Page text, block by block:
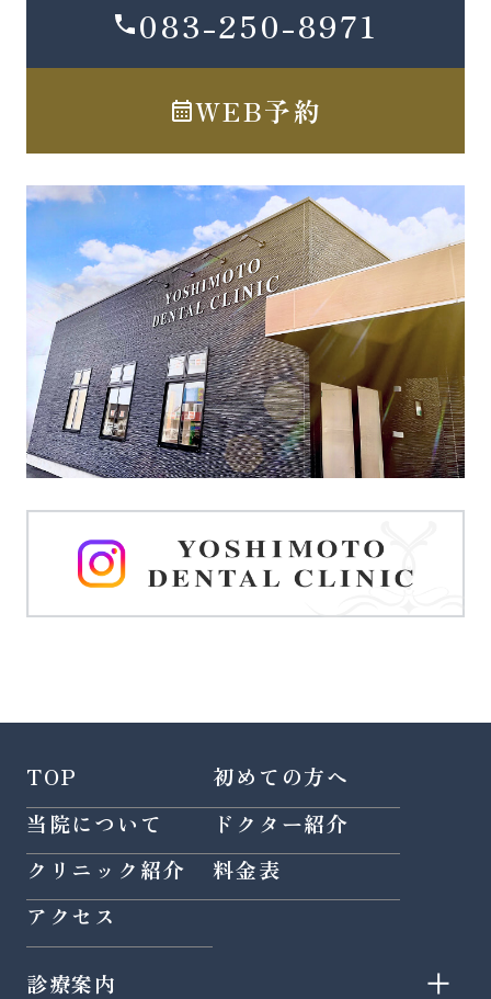
083-250-8971
WEB予約
TOP
初めての方へ
当院について
ドクター紹介
クリニック紹介
料金表
アクセス
診療案内